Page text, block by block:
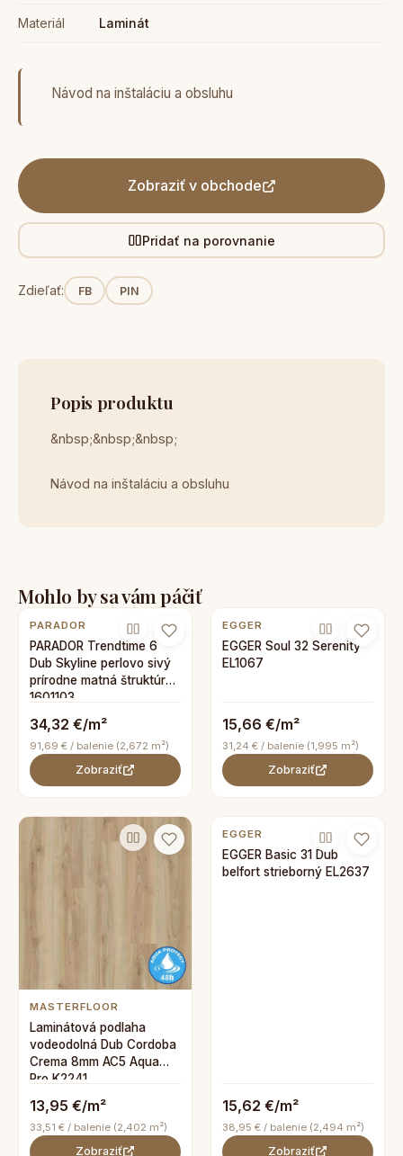
Materiál Laminát
Návod na inštaláciu a obsluhu
Zobraziť v obchode
Pridať na porovnanie
Zdieľať: FB PIN
Popis produktu
&nbsp;&nbsp;&nbsp;
Návod na inštaláciu a obsluhu
Mohlo by sa vám páčiť
PARADOR
PARADOR Trendtime 6
Dub Skyline perlovo sivý
prírodne matná štruktúra
1601103
34,32 €/m²
91,69 € / balenie (2,672 m²)
Zobraziť
EGGER
EGGER Soul 32 Serenity
EL1067
15,66 €/m²
31,24 € / balenie (1,995 m²)
Zobraziť
MASTERFLOOR
Laminátová podlaha
vodeodolná Dub Cordoba
Crema 8mm AC5 Aqua
Pro K2241
13,95 €/m²
33,51 € / balenie (2,402 m²)
Zobraziť
EGGER
EGGER Basic 31 Dub
belfort strieborný EL2637
15,62 €/m²
38,95 € / balenie (2,494 m²)
Zobraziť